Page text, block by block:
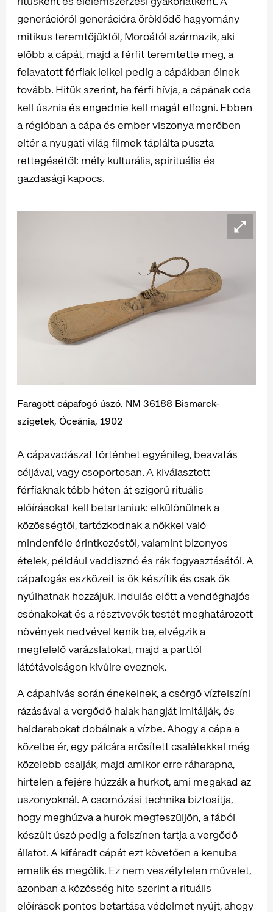
generációról generációra öröklődő hagyomány
mitikus teremtőjüktől, Moroától származik, aki
előbb a cápát, majd a férfit teremtette meg, a
felavatott férfiak lelkei pedig a cápákban élnek
tovább. Hitük szerint, ha férfi hívja, a cápának oda
kell úsznia és engednie kell magát elfogni. Ebben
a régióban a cápa és ember viszonya merőben
eltér a nyugati világ filmek táplálta puszta
rettegésétől: mély kulturális, spirituális és
gazdasági kapocs.
Faragott cápafogó úszó. NM 36188 Bismarck-
szigetek, Óceánia, 1902
A cápavadászat történhet egyénileg, beavatás
céljával, vagy csoportosan. A kiválasztott
férfiaknak több héten át szigorú rituális
előírásokat kell betartaniuk: elkülönülnek a
közösségtől, tartózkodnak a nőkkel való
mindenféle érintkezéstől, valamint bizonyos
ételek, például vaddisznó és rák fogyasztásától. A
cápafogás eszközeit is ők készítik és csak ők
nyúlhatnak hozzájuk. Indulás előtt a vendéghajós
csónakokat és a résztvevők testét meghatározott
növények nedvével kenik be, elvégzik a
megfelelő varázslatokat, majd a parttól
látótávolságon kívülre eveznek.
A cápahívás során énekelnek, a csörgő vízfelszíni
rázásával a vergődő halak hangját imitálják, és
haldarabokat dobálnak a vízbe. Ahogy a cápa a
közelbe ér, egy pálcára erősített csalétekkel még
közelebb csalják, majd amikor erre ráharapna,
hirtelen a fejére húzzák a hurkot, ami megakad az
uszonyoknál. A csomózási technika biztosítja,
hogy meghúzva a hurok megfeszüljön, a fából
készült úszó pedig a felszínen tartja a vergődő
állatot. A kifáradt cápát ezt követően a kenuba
emelik és megölik. Ez nem veszélytelen művelet,
azonban a közösség hite szerint a rituális
előírások pontos betartása védelmet nyújt, ahogy